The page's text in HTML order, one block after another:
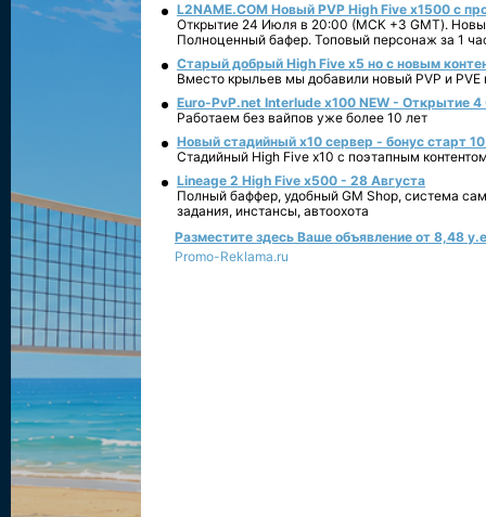
L2NAME.COM Новый PVP High Five x1500 с
Открытие 24 Июля в 20:00 (МСК +3 GMT).
Полноценный бафер. Топовый персонаж за 1
Старый добрый High Five x5 но с новым
Вместо крыльев мы добавили новый PVP и PVE
Euro-PvP.net Interlude х100 NEW - Открытие 4
Работаем без вайпов уже более 10 лет
Новый стадийный х10 сервер - бонус старт
Стадийный High Five x10 с поэтапным
Lineage 2 High Five x500 - 28 Августа
Полный баффер, удобный GM Shop, система
задания, инстансы, автоохота
Разместите здесь Ваше объявление от 8,48
Promo-Reklama.ru